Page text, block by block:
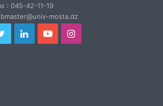
: 045-42-11-19
mosta.dz
TwitterLinkedinYouTubeInstagram